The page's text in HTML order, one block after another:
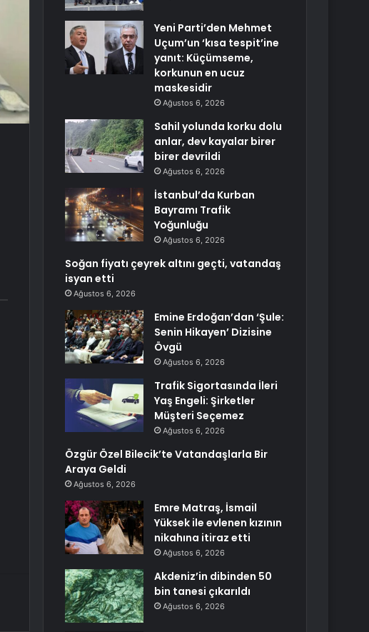
Yeni Parti’den Mehmet
Uçum’un ‘kısa tespit’ine
yanıt: Küçümseme,
korkunun en ucuz
maskesidir
Ağustos 6, 2026
Sahil yolunda korku dolu
anlar, dev kayalar birer
birer devrildi
Ağustos 6, 2026
İstanbul’da Kurban
Bayramı Trafik
Yoğunluğu
Ağustos 6, 2026
Soğan fiyatı çeyrek altını geçti, vatandaş
isyan etti
Ağustos 6, 2026
Emine Erdoğan’dan ‘Şule:
Senin Hikayen’ Dizisine
Övgü
Ağustos 6, 2026
Trafik Sigortasında İleri
Yaş Engeli: Şirketler
Müşteri Seçemez
Ağustos 6, 2026
Özgür Özel Bilecik’te Vatandaşlarla Bir
Araya Geldi
Ağustos 6, 2026
Emre Matraş, İsmail
Yüksek ile evlenen kızının
nikahına itiraz etti
Ağustos 6, 2026
Akdeniz’in dibinden 50
bin tanesi çıkarıldı
Ağustos 6, 2026